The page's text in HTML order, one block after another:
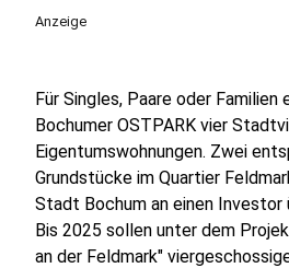
Anzeige
Für Singles, Paare oder
Bochumer OSTPARK vier
Eigentumswohnungen. Zwei
Grundstücke im Quartier
Stadt Bochum an einen Investor
Bis 2025 sollen unter dem
an der Feldmark"